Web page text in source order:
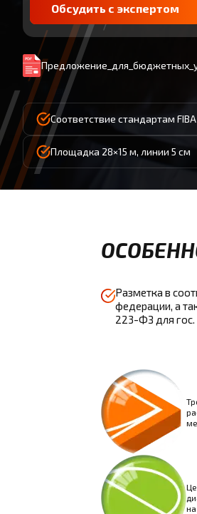
Обсудить с экспертом
Соответствие стандартам FIBA
Площадка 28×15 м, линии 5 см
Разметка в
федерации, а
223-ФЗ для